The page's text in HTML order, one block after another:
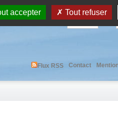
accepter Tout refuser
Contact
Flux RSS